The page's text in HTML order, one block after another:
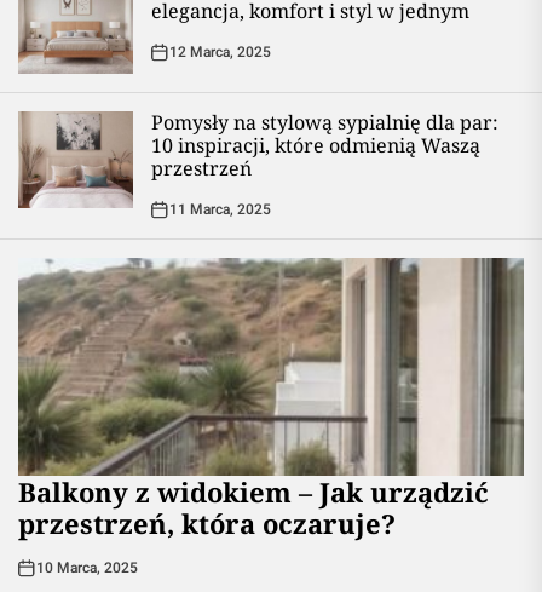
elegancja, komfort i styl w jednym
12 Marca, 2025
Pomysły na stylową sypialnię dla par:
10 inspiracji, które odmienią Waszą
przestrzeń
11 Marca, 2025
Balkony z widokiem – Jak urządzić
przestrzeń, która oczaruje?
10 Marca, 2025